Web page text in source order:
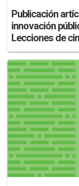
Publicación
innovación
Lecciones de